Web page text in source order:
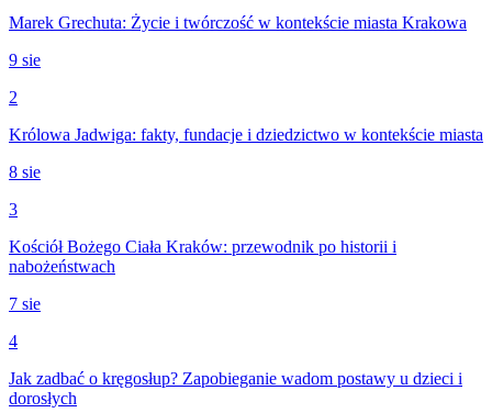
Marek Grechuta: Życie i twórczość w kontekście miasta Krakowa
9 sie
2
Królowa Jadwiga: fakty, fundacje i dziedzictwo w kontekście miasta
8 sie
3
Kościół Bożego Ciała Kraków: przewodnik po historii i
nabożeństwach
7 sie
4
Jak zadbać o kręgosłup? Zapobieganie wadom postawy u dzieci i
dorosłych